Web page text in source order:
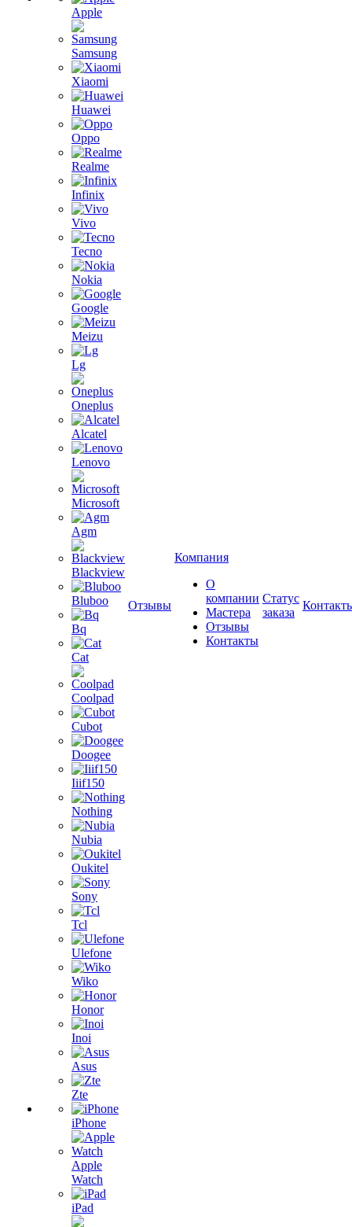
Apple
Samsung
Xiaomi
Huawei
Oppo
Realme
Infinix
Vivo
Tecno
Nokia
Google
Meizu
Lg
Oneplus
Alcatel
Lenovo
Microsoft
Agm
Blackview
Bluboo
Bq
Cat
Coolpad
Cubot
Doogee
Iiif150
Nothing
Nubia
Oukitel
Sony
Tcl
Ulefone
Wiko
Honor
Inoi
Asus
Zte
iPhone
Apple
Watch
iPad
Отзывы
Компания
О
компании
Мастера
Отзывы
Контакты
Статус
заказа